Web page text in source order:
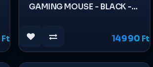
Ft
GAMING MOUSE - BLACK -
14990 Ft